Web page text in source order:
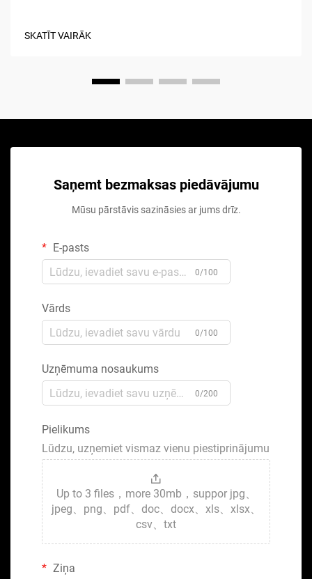
SKATĪT VAIRĀK
Saņemt bezmaksas piedāvājumu
Mūsu pārstāvis sazināsies ar jums drīz.
E-pasts
0/100
Vārds
0/100
Uzņēmuma nosaukums
0/200
Pielikums
Lūdzu, uzņemiet vismaz vienu piestiprinājumu
Up to 3 files，more 30mb，suppor jpg、
jpeg、png、pdf、doc、docx、xls、xlsx、
csv、txt
Ziņa